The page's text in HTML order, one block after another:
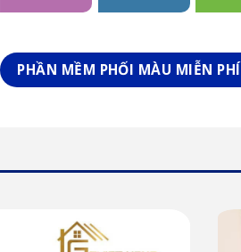
PHẦN MỀM PHỐI MÀU MIỄN PHÍ